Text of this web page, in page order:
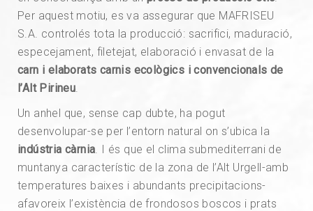
Per aquest motiu, es va assegurar que MAFRISEU
S.A. controlés tota la producció: sacrifici, maduració,
especejament, filetejat, elaboració i envasat de la
carn i elaborats carnis ecològics i convencionals de
l’Alt Pirineu.
Un anhel que, sense cap dubte, ha pogut
desenvolupar-se per l’entorn natural on s’ubica la
indústria càrnia. I és que el clima submediterrani de
muntanya característic de la zona de l’Alt Urgell-amb
temperatures baixes i abundants precipitacions-
afavoreix l’existència de frondosos boscos i prats